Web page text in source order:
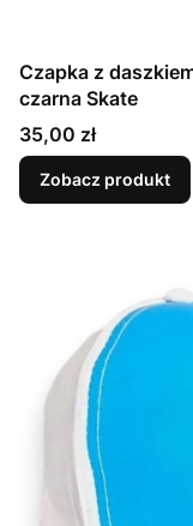
Czapka z
czarna Skate
Cena
35,00 zł
Zobacz produkt